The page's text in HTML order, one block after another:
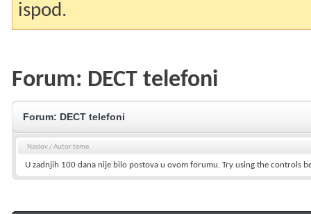
ispod.
Forum: DECT telefoni
Forum: DECT telefoni
Naslov/Autor teme
U zadnjih 100 dana nije bilo postova u ovom forumu. Try using the controls